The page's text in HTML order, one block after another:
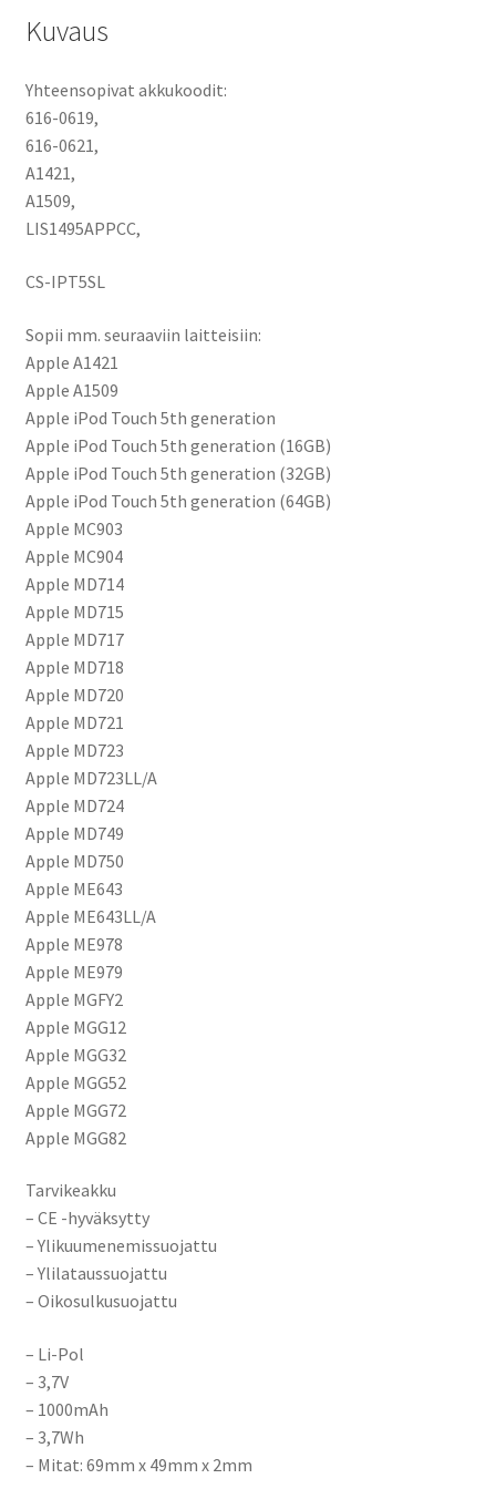
Apple
iPod
5th
gen.,
A1421,
A1509
määrä
Kuvaus
Yhteensopivat akkukoodit:
616-0619,
616-0621,
A1421,
A1509,
LIS1495APPCC,
CS-IPT5SL
Sopii mm. seuraaviin laitteisiin:
Apple A1421
Apple A1509
Apple iPod Touch 5th generation
Apple iPod Touch 5th generation (16GB)
Apple iPod Touch 5th generation (32GB)
Apple iPod Touch 5th generation (64GB)
Apple MC903
Apple MC904
Apple MD714
Apple MD715
Apple MD717
Apple MD718
Apple MD720
Apple MD721
Apple MD723
Apple MD723LL/A
Apple MD724
Apple MD749
Apple MD750
Apple ME643
Apple ME643LL/A
Apple ME978
Apple ME979
Apple MGFY2
Apple MGG12
Apple MGG32
Apple MGG52
Apple MGG72
Apple MGG82
Tarvikeakku
– CE -hyväksytty
– Ylikuumenemissuojattu
– Ylilataussuojattu
– Oikosulkusuojattu
– Li-Pol
– 3,7V
– 1000mAh
– 3,7Wh
– Mitat: 69mm x 49mm x 2mm